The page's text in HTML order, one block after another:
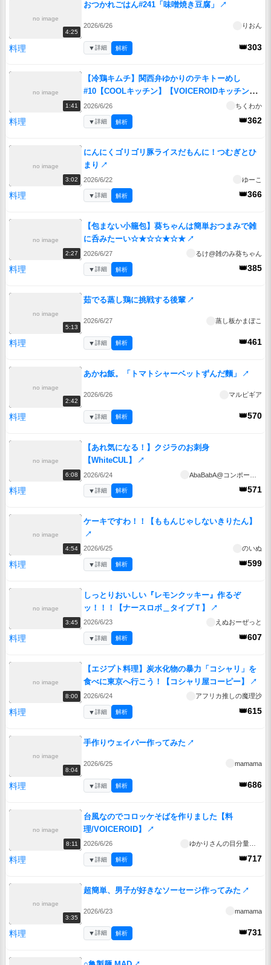
no image
4:25
おつかれごはん#241「味噌焼き豆腐」 ↗
2026/6/26 りおん
料理 👑303
▼詳細 解析
no image
1:41
【冷鶏キムチ】関西弁ゆかりのテキトーめし
#10【COOLキッチン】【VOICEROIDキッチン】
↗
2026/6/26 ちくわか
料理 👑362
▼詳細 解析
no image
3:02
にんにくゴリゴリ豚ライスだもんに！つむぎとひ
まり ↗
2026/6/22 ゆーこ
料理 👑366
▼詳細 解析
no image
2:27
【包まない小籠包】葵ちゃんは簡単おつまみで雑
に呑みたーい☆★☆☆★☆★ ↗
2026/6/27 るけ@雑のみ葵ちゃん
料理 👑385
▼詳細 解析
no image
5:13
茹でる蒸し鶏に挑戦する後輩 ↗
2026/6/27 蒸し板かまぼこ
料理 👑461
▼詳細 解析
no image
2:42
あかね飯。「トマトシャーベットずんだ麵」 ↗
2026/6/26 マルピギア
料理 👑570
▼詳細 解析
no image
6:08
【あれ気になる！】クジラのお刺身
【WhiteCUL】
↗
2026/6/24
料理 👑571
▼詳細 解析
no image
4:54
ケーキですわ！！【ももんじゃしないきりたん】
↗
2026/6/25 のいぬ
料理 👑599
▼詳細 解析
no image
3:45
しっとりおいしい『レモンクッキー』作るぞ
ッ！！！【ナースロボ＿タイプＴ】
↗
2026/6/23 えぬおーぜっと
料理 👑607
▼詳細 解析
no image
8:00
【エジプト料理】炭水化物の暴力「コシャリ」を
食べに東京へ行こう！【コシャリ屋コーピー】
↗
2026/6/24 アフリカ推しの魔理沙
料理 👑615
▼詳細 解析
no image
8:04
手作りウェイパー作ってみた ↗
2026/6/25 mamama
料理 👑686
▼詳細 解析
no image
8:11
台風なのでコロッケそばを作りました【料
理/VOICEROID】
↗
2026/6/26
料理 👑717
▼詳細 解析
no image
3:35
超簡単、男子が好きなソーセージ作ってみた ↗
2026/6/23 mamama
料理 👑731
▼詳細 解析